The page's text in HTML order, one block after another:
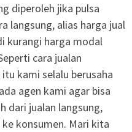
diperoleh jika pulsa
langsung, alias harga jual
kurangi harga modal
cara jualan
kami selalu berusaha
agen kami agar bisa
dari jualan langsung,
konsumen. Mari kita